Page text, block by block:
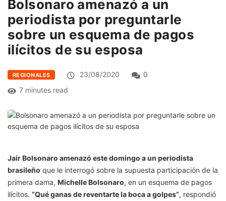
Bolsonaro amenazó a un
periodista por preguntarle
sobre un esquema de pagos
ilícitos de su esposa
REGIONALES 23/08/2020
0
7 minutes read
Jair Bolsonaro amenazó este domingo a un periodista
brasileño que le interrogó sobre la supuesta participación de la
primera dama, Michelle Bolsonaro, en un esquema de pagos
ilícitos. “Qué ganas de reventarte la boca a golpes”, respondió